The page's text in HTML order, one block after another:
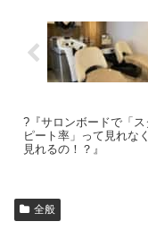
?『サロンボードで「ス
ピート率」って見れな
見れるの！？』
全般